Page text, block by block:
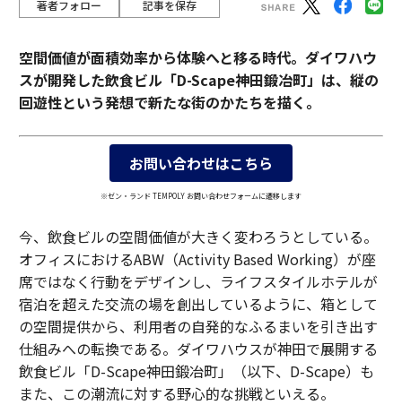
著者フォロー 記事を保存
空間価値が面積効率から体験へと移る時代。ダイワハウ
スが開発した飲食ビル「D-Scape神田鍛冶町」は、縦の
回遊性という発想で新たな街のかたちを描く。
お問い合わせはこちら
※ゼン・ランド TEMPOLY お問い合わせフォームに遷移します
今、飲食ビルの空間価値が大きく変わろうとしている。
オフィスにおけるABW（Activity Based Working）が座
席ではなく行動をデザインし、ライフスタイルホテルが
宿泊を超えた交流の場を創出しているように、箱として
の空間提供から、利用者の自発的なふるまいを引き出す
仕組みへの転換である。ダイワハウスが神田で展開する
飲食ビル「D-Scape神田鍛冶町」（以下、D-Scape）も
また、この潮流に対する野心的な挑戦といえる。